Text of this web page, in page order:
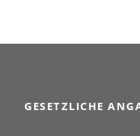
GESETZLICHE